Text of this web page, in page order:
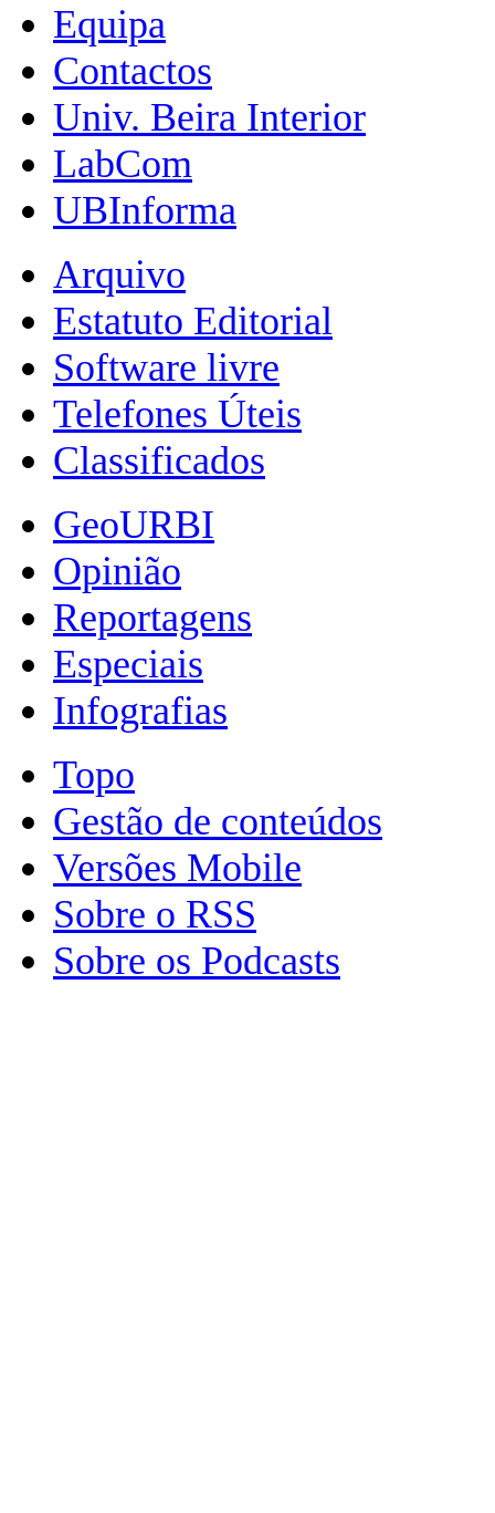
Equipa
Contactos
Univ. Beira Interior
LabCom
UBInforma
Arquivo
Estatuto Editorial
Software livre
Telefones Úteis
Classificados
GeoURBI
Opinião
Reportagens
Especiais
Infografias
Topo
Gestão de conteúdos
Versões Mobile
Sobre o RSS
Sobre os Podcasts